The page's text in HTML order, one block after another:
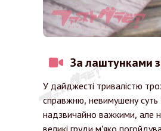
За лаштунками
У дайджесті тривалістю
справжню, невимушену суть
надзвичайно важкими, але
великі груди м'яко